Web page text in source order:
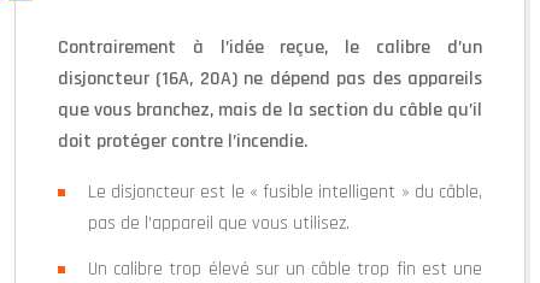
Contrairement à l’idée reçue, le calibre d’un
disjoncteur (16A, 20A) ne dépend pas des appareils
que vous branchez, mais de la section du câble qu’il
doit protéger contre l’incendie.
Le disjoncteur est le « fusible intelligent » du câble,
pas de l’appareil que vous utilisez.
Un calibre trop élevé sur un câble trop fin est une